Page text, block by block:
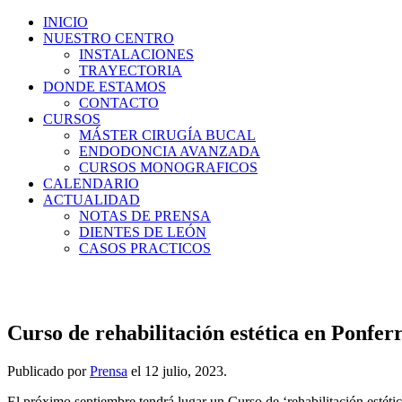
INICIO
NUESTRO CENTRO
INSTALACIONES
TRAYECTORIA
DONDE ESTAMOS
CONTACTO
CURSOS
MÁSTER CIRUGÍA BUCAL
ENDODONCIA AVANZADA
CURSOS MONOGRAFICOS
CALENDARIO
ACTUALIDAD
NOTAS DE PRENSA
DIENTES DE LEÓN
CASOS PRACTICOS
Curso de rehabilitación estética en
Publicado porPrensa el 12 julio, 2023.